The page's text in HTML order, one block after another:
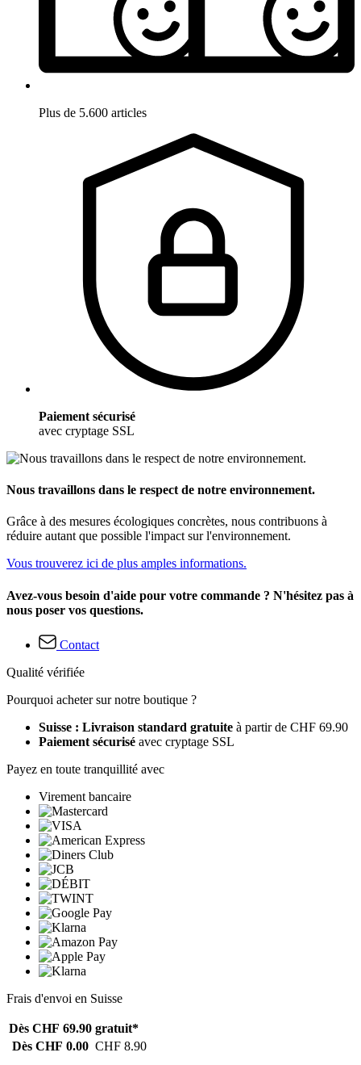
Plus de 5.600 articles
Paiement sécurisé
avec cryptage SSL
Nous travaillons dans le respect de notre environnement.
Grâce à des mesures écologiques concrètes, nous contribuons à
réduire autant que possible l'impact sur l'environnement.
Vous trouverez ici de plus amples informations.
Avez-vous besoin d'aide pour votre commande ? N'hésitez pas à
nous poser vos questions.
Contact
Qualité vérifiée
Pourquoi acheter sur notre boutique ?
Suisse : Livraison standard gratuite à partir de CHF 69.90
Paiement sécurisé avec cryptage SSL
Payez en toute tranquillité avec
Virement bancaire
Frais d'envoi en Suisse
Dès CHF 69.90 gratuit*
Dès CHF 0.00 CHF 8.90